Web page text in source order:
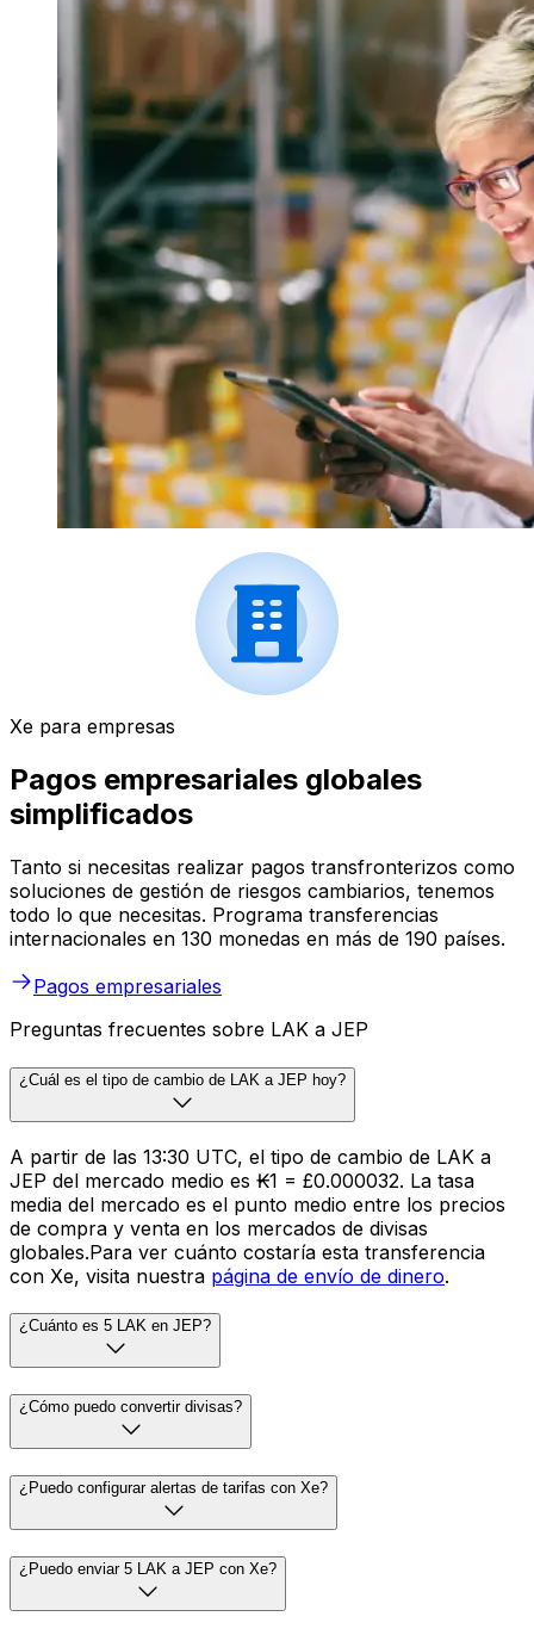
Xe para empresas
Pagos empresariales globales
simplificados
Tanto si necesitas realizar pagos transfronterizos como
soluciones de gestión de riesgos cambiarios, tenemos
todo lo que necesitas. Programa transferencias
internacionales en 130 monedas en más de 190 países.
Pagos empresariales
Preguntas frecuentes sobre LAK a JEP
¿Cuál es el tipo de cambio de LAK a JEP hoy?
A partir de las 13:30 UTC, el tipo de cambio de LAK a
JEP del mercado medio es ₭1 = £0.000032. La tasa
media del mercado es el punto medio entre los precios
de compra y venta en los mercados de divisas
globales.Para ver cuánto costaría esta transferencia
con Xe, visita nuestra página de envío de dinero.
¿Cuánto es 5 LAK en JEP?
¿Cómo puedo convertir divisas?
¿Puedo configurar alertas de tarifas con Xe?
¿Puedo enviar 5 LAK a JEP con Xe?